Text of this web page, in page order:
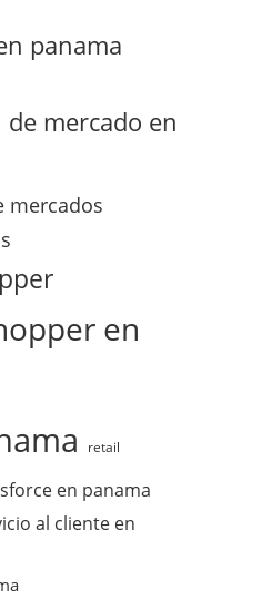
panama
mercado en
mercados
en
retail
en panama
al cliente en